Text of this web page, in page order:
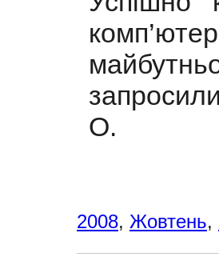
О.
2008, Жовтень,